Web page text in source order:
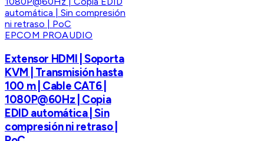
EPCOM PROAUDIO
Extensor HDMI | Soporta
KVM | Transmisión hasta
100 m | Cable CAT6 |
1080P@60Hz | Copia
EDID automática | Sin
compresión ni retraso |